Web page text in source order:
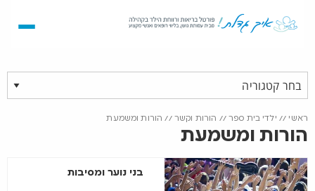
ראשי // ילדי בית ספר // הורות וקשר // הורות ומשמעת
הורות ומשמעת
בני נוער ומסיבות